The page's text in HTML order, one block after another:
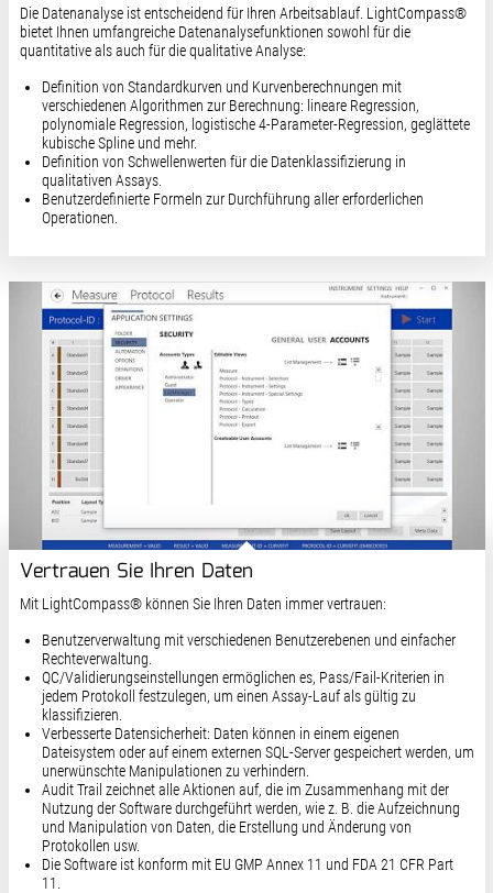
Die Datenanalyse ist entscheidend für Ihren Arbeitsablauf. LightCompass®
bietet Ihnen umfangreiche Datenanalysefunktionen sowohl für die
quantitative als auch für die qualitative Analyse:
Definition von Standardkurven und Kurvenberechnungen mit
verschiedenen Algorithmen zur Berechnung: lineare Regression,
polynomiale Regression, logistische 4-Parameter-Regression, geglättete
kubische Spline und mehr.
Definition von Schwellenwerten für die Datenklassifizierung in
qualitativen Assays.
Benutzerdefinierte Formeln zur Durchführung aller erforderlichen
Operationen.
Vertrauen Sie Ihren Daten
Mit LightCompass® können Sie Ihren Daten immer vertrauen:
Benutzerverwaltung mit verschiedenen Benutzerebenen und einfacher
Rechteverwaltung.
QC/Validierungseinstellungen ermöglichen es, Pass/Fail-Kriterien in
jedem Protokoll festzulegen, um einen Assay-Lauf als gültig zu
klassifizieren.
Verbesserte Datensicherheit: Daten können in einem eigenen
Dateisystem oder auf einem externen SQL-Server gespeichert werden, um
unerwünschte Manipulationen zu verhindern.
Audit Trail zeichnet alle Aktionen auf, die im Zusammenhang mit der
Nutzung der Software durchgeführt werden, wie z. B. die Aufzeichnung
und Manipulation von Daten, die Erstellung und Änderung von
Protokollen usw.
Die Software ist konform mit EU GMP Annex 11 und FDA 21 CFR Part
11.